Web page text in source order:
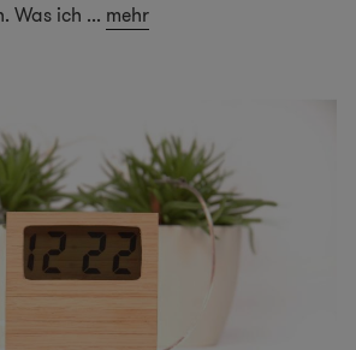
Was ich ... mehr